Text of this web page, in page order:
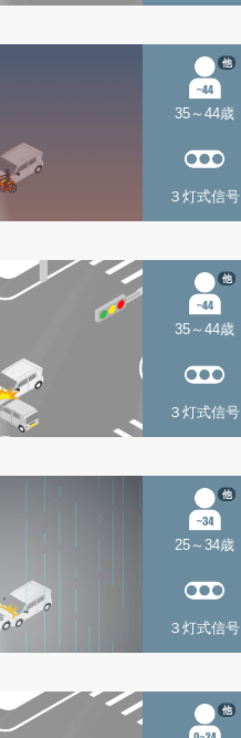
35～44歳
他
３灯式信号
35～44歳
他
３灯式信号
25～34歳
他
３灯式信号
他